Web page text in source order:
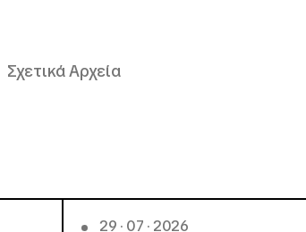
Σχετικά Αρχεία
29 · 07 · 2026